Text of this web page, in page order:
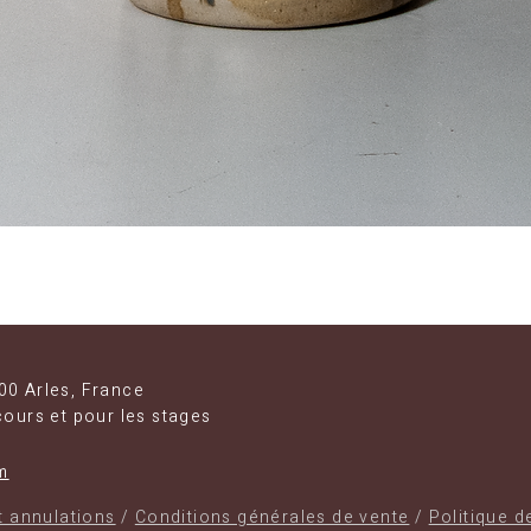
Arles, France
et pour les stages
annulations/Conditions générales de vente/Politique